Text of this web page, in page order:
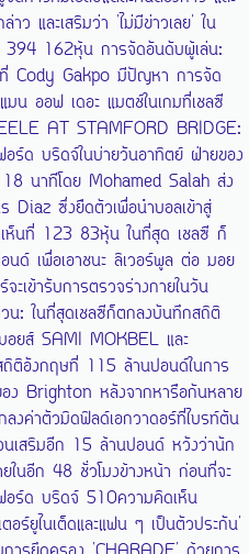
ว และเสริมว่า 'ไม่มีข่าวเลย' ใน
394 162หุ้น การจัดอันดับผู้เล่น:
Cody Gakpo มีปัญหา การจัด
น ออฟ เดอะ แมตช์ในเกมที่เชลซี
AT STAMFORD BRIDGE:
ร์ด บริดจ์ในบ่ายวันอาทิตย์ ฝ่ายของ
นาทีโดย Mohamed Salah ส่ง
Diaz ซึ่งยืดตัวเพื่อนำบอลเข้าสู่
ห็นที่ 123 83หุ้น ในที่สุด เชลซี ก็
ด์ เพื่อเอาชนะ ลิเวอร์พูล ต่อ มอย
ะเข้ารับการตรวจร่างกายในวัน
: ในที่สุดเชลซีก็ตกลงบันทึกสถิติ
มอยส์ SAMI MOKBEL และ
ถิติอังกฤษที่ 115 ล้านปอนด์ในการ
Brighton หลังจากหารือกันหลาย
ลงค่าตัวมิดฟิลด์เอกวาดอร์ที่ไบรท์ตัน
เสริมอีก 15 ล้านปอนด์ หวังว่านัก
ในอีก 48 ชั่วโมงข้างหน้า ก่อนที่จะ
อร์ด บริดจ์ 510ความคิดเห็น
ร์ยูไนเต็ดและแฟน ๆ เป็นตัวประกัน'